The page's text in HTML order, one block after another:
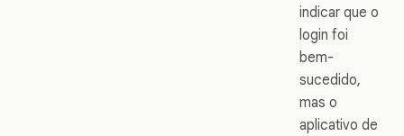
indicar que o
login foi
bem-
sucedido,
mas o
aplicativo de